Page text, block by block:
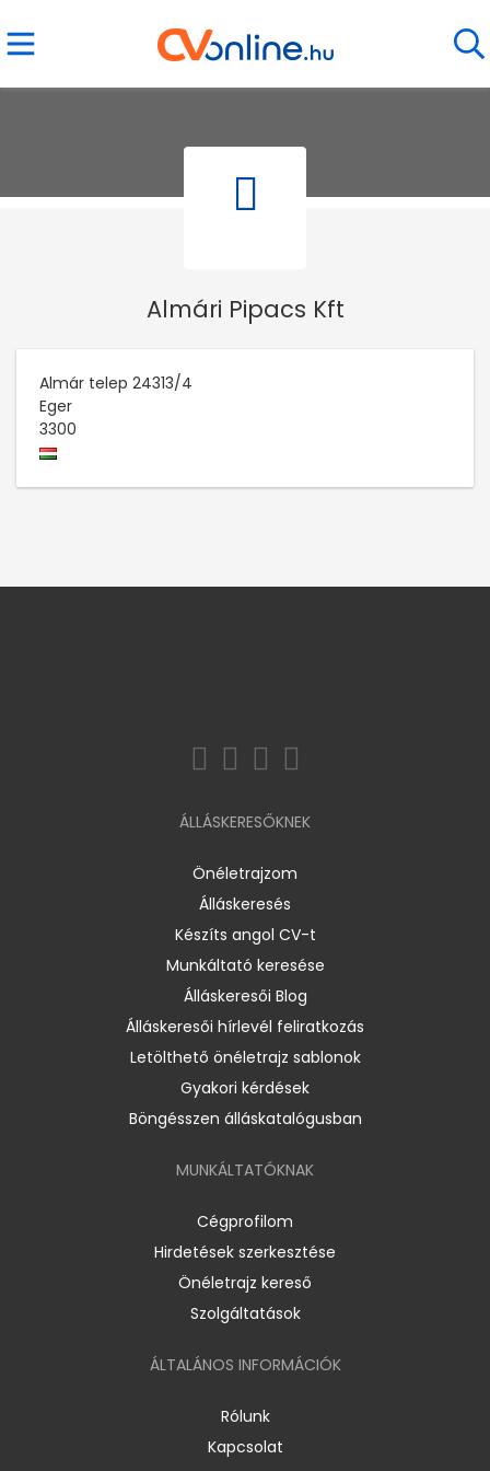
Almári Pipacs Kft
Almár telep 24313/4
Eger
3300
ÁLLÁSKERESŐKNEK
Önéletrajzom
Álláskeresés
Készíts angol CV-t
Munkáltató keresése
Álláskeresői Blog
Álláskeresői hírlevél feliratkozás
Letölthető önéletrajz sablonok
Gyakori kérdések
Böngésszen álláskatalógusban
MUNKÁLTATÓKNAK
Cégprofilom
Hirdetések szerkesztése
Önéletrajz kereső
Szolgáltatások
ÁLTALÁNOS INFORMÁCIÓK
Rólunk
Kapcsolat